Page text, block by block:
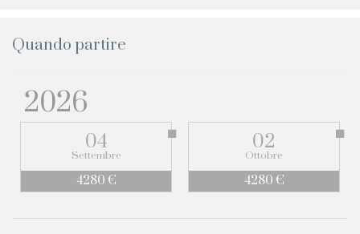
Quando partire
2026
04
Settembre
4280 €
02
Ottobre
4280 €